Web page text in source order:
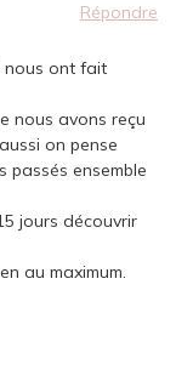
Répondre
nous ont fait
nous avons reçu
on pense
passés ensemble
jours découvrir
au maximum.